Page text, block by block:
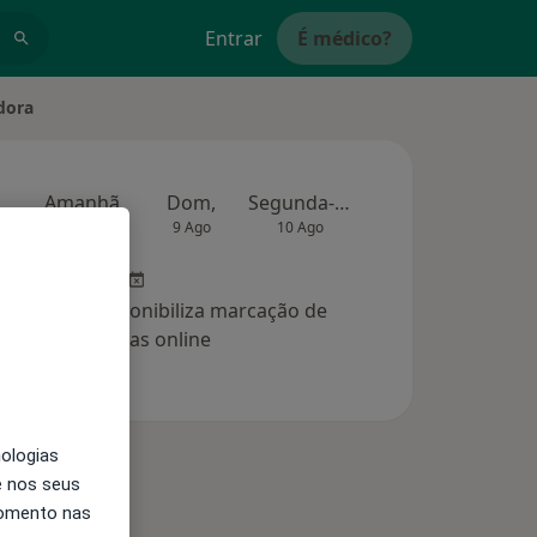
Entrar É médico?
Amanhã Dom,
9 Ago
Segunda-feira
10 Ago
não disponibiliza marcação de
consultas online
nos seus
nas